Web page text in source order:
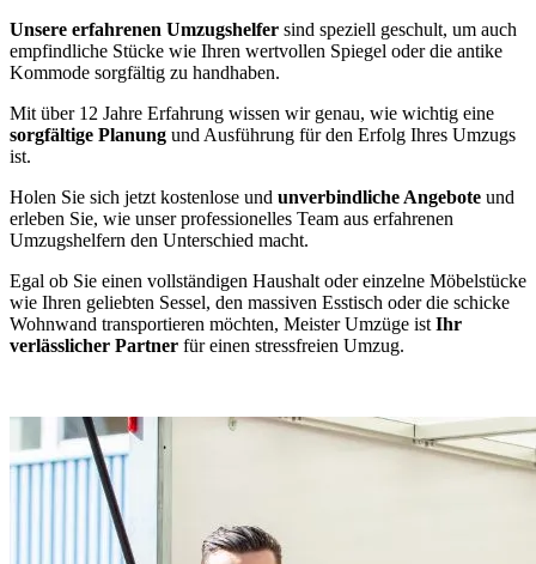
Unsere erfahrenen Umzugshelfer sind speziell geschult, um auch
empfindliche Stücke wie Ihren wertvollen Spiegel oder die antike
Kommode sorgfältig zu handhaben.
Mit über 12 Jahre Erfahrung wissen wir genau, wie wichtig eine
sorgfältige Planung und Ausführung für den Erfolg Ihres Umzugs
ist.
Holen Sie sich jetzt kostenlose und unverbindliche Angebote und
erleben Sie, wie unser professionelles Team aus erfahrenen
Umzugshelfern den Unterschied macht.
Egal ob Sie einen vollständigen Haushalt oder einzelne Möbelstücke
wie Ihren geliebten Sessel, den massiven Esstisch oder die schicke
Wohnwand transportieren möchten, Meister Umzüge ist Ihr
verlässlicher Partner für einen stressfreien Umzug.